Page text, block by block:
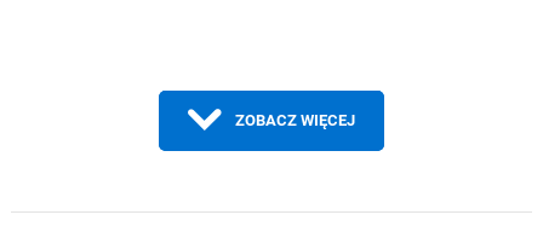
ZOBACZ WIĘCEJ